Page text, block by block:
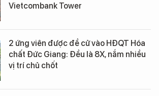
Vietcombank Tower
2 ứng viên được đề cử vào HĐQT Hóa
chất Đức Giang: Đều là 8X, nắm nhiều
vị trí chủ chốt